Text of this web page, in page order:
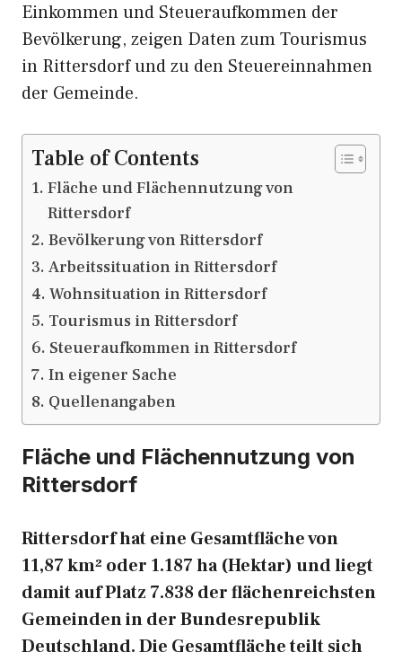
Einkommen und Steueraufkommen der
Bevölkerung, zeigen Daten zum Tourismus
in Rittersdorf und zu den Steuereinnahmen
der Gemeinde.
Table of Contents
Fläche und Flächennutzung von
Rittersdorf
Bevölkerung von Rittersdorf
Arbeitssituation in Rittersdorf
Wohnsituation in Rittersdorf
Tourismus in Rittersdorf
Steueraufkommen in Rittersdorf
In eigener Sache
Quellenangaben
Fläche und Flächennutzung von
Rittersdorf
Rittersdorf hat eine Gesamtfläche von
11,87 km² oder 1.187 ha (Hektar) und liegt
damit auf Platz 7.838 der flächenreichsten
Gemeinden in der Bundesrepublik
Deutschland. Die Gesamtfläche teilt sich